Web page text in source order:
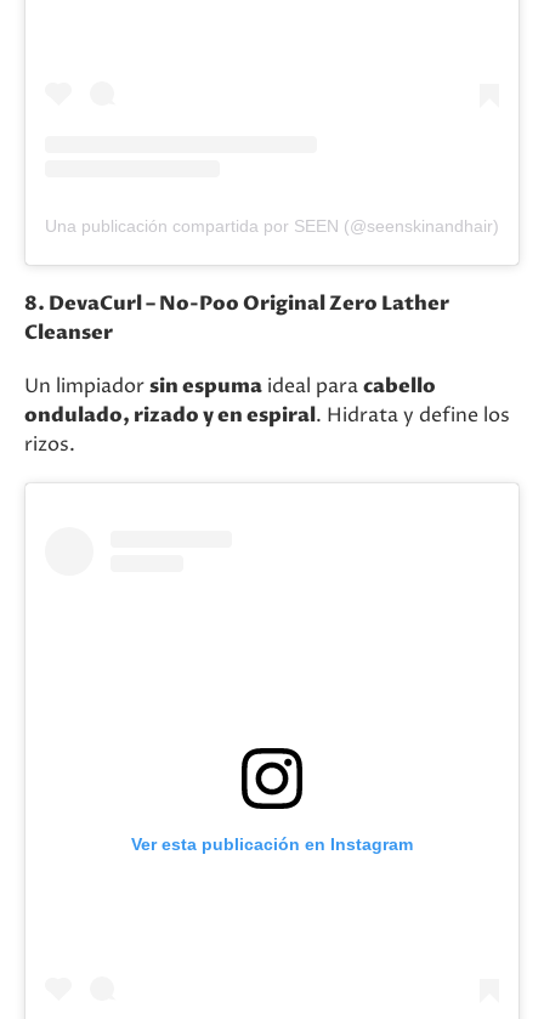
Una publicación compartida por SEEN (@seenskinandhair)
8. DevaCurl – No-Poo Original Zero Lather
Cleanser
Un limpiadorsin espuma ideal paracabello
ondulado, rizado y en espiral. Hidrata y define los
rizos.
Ver esta publicación en Instagram